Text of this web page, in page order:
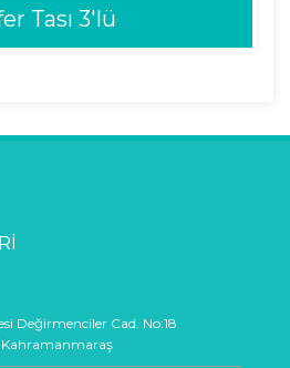
Tası 3'lü
Değirmenciler Cad. No:18